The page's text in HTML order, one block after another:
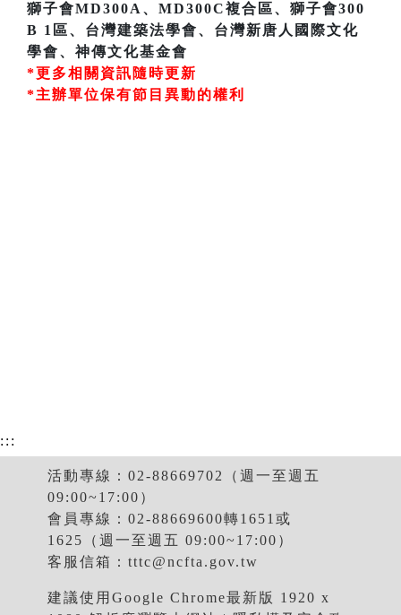
獅子會MD300A、MD300C複合區、獅子會300
B 1區、台灣建築法學會、台灣新唐人國際文化
學會、神傳文化基金會
*更多相關資訊隨時更新
*主辦單位保有節目異動的權利
:::
活動專線：02-88669702（週一至週五
09:00~17:00）
會員專線：02-88669600轉1651或
1625（週一至週五 09:00~17:00）
客服信箱： tttc@ncfta.gov.tw
建議使用Google Chrome最新版 1920 x